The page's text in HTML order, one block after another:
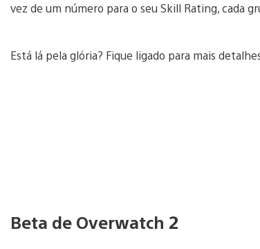
vez de um número para o seu Skill Rating, cada
Está lá pela glória? Fique ligado para mais
Beta de Overwatch 2